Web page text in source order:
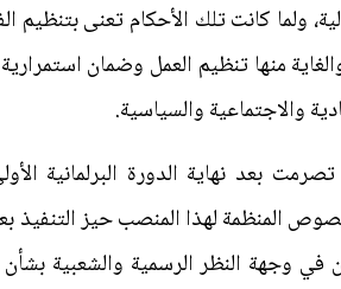
ولما كانت تلك الأحكام تعنى
منها تنظيم العمل وضمان استمرارية
والاجتماعية والسياسية.
تصرمت بعد نهاية الدورة
المنظمة لهذا المنصب حيز
وجهة النظر الرسمية والشعبية